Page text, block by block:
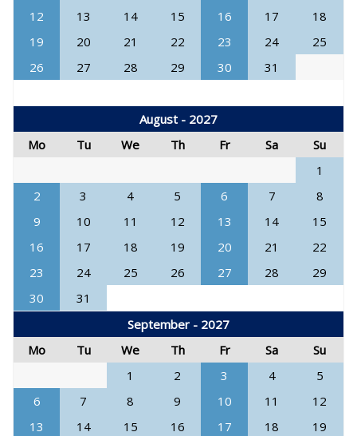
12
13 14 15 16 17
18
19
20 21 22 23 24
25
26
27 28 29 30 31
August - 2027
Mo
Tu We Th Fr Sa
Su
1
2
3 4 5 6 7
8
9
10 11 12 13 14
15
16
17 18 19 20 21
22
23
24 25 26 27 28
29
30
31
September - 2027
Mo
Tu We Th Fr Sa
Su
1
2 3 4
5
6
7 8 9 10 11
12
13
14 15 16 17 18
19